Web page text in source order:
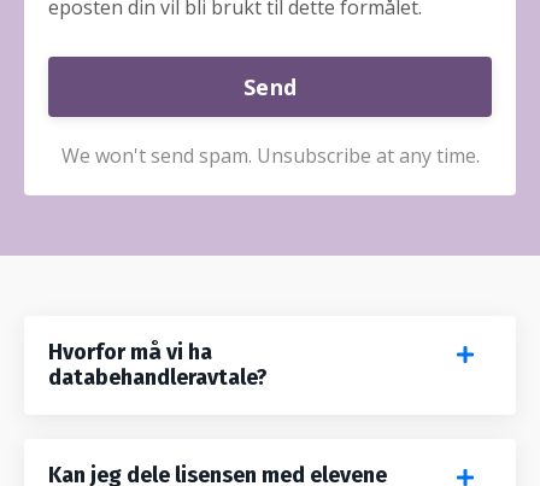
eposten din vil bli brukt til dette formålet.
Send
We won't send spam. Unsubscribe at any time.
Hvorfor må vi ha
databehandleravtale?
Kan jeg dele lisensen med elevene